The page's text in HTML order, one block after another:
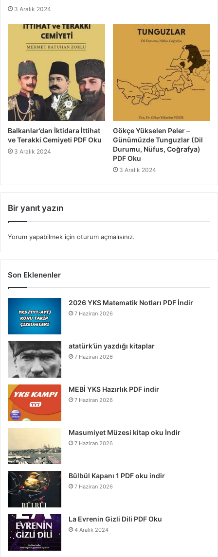
3 Aralık 2024
Balkanlar’dan İktidara İttihat
ve Terakki Cemiyeti PDF Oku
3 Aralık 2024
Gökçe Yükselen Peler –
Günümüzde Tunguzlar (Dil
Durumu, Nüfus, Coğrafya)
PDF Oku
3 Aralık 2024
Bir yanıt yazın
Yorum yapabilmek için oturum açmalısınız.
Son Eklenenler
2026 YKS Matematik Notları PDF İndir
7 Haziran 2026
atatürk’ün yazdığı kitaplar
7 Haziran 2026
MEBİ YKS Hazırlık PDF indir
7 Haziran 2026
Masumiyet Müzesi kitap oku İndir
7 Haziran 2026
Bülbül Kapanı 1 PDF oku indir
7 Haziran 2026
La Evrenin Gizli Dili PDF Oku
4 Aralık 2024